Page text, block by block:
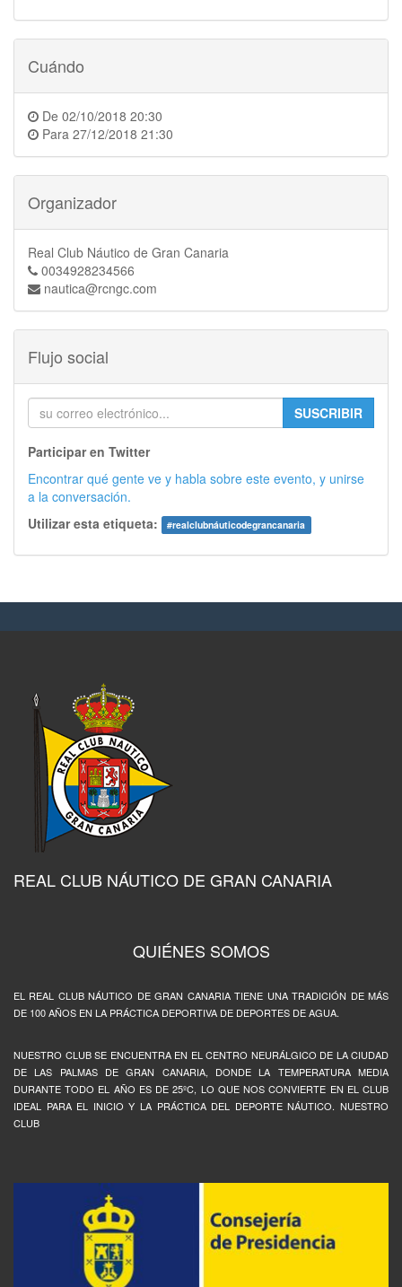
Cuándo
De 02/10/2018 20:30
Para 27/12/2018 21:30
Organizador
Real Club Náutico de Gran Canaria
0034928234566
nautica@rcngc.com
Flujo social
SUSCRIBIR
Participar en Twitter
Encontrar qué gente ve y habla sobre este evento, y unirse
a la conversación.
Utilizar esta etiqueta:
#realclubnáuticodegrancanaria
REAL CLUB NÁUTICO DE GRAN CANARIA
QUIÉNES SOMOS
EL REAL CLUB NÁUTICO DE GRAN CANARIA TIENE UNA TRADICIÓN DE MÁS
DE 100 AÑOS EN LA PRÁCTICA DEPORTIVA DE DEPORTES DE AGUA.
NUESTRO CLUB SE ENCUENTRA EN EL CENTRO NEURÁLGICO DE LA CIUDAD
DE LAS PALMAS DE GRAN CANARIA, DONDE LA TEMPERATURA MEDIA
DURANTE TODO EL AÑO ES DE 25ºC, LO QUE NOS CONVIERTE EN EL CLUB
IDEAL PARA EL INICIO Y LA PRÁCTICA DEL DEPORTE NÁUTICO. NUESTRO
CLUB